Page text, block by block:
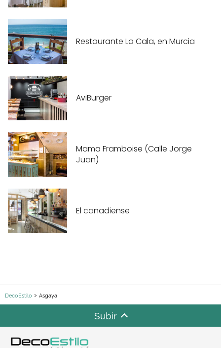
Restaurante La Cala, en Murcia
AviBurger
Mama Framboise (Calle Jorge
Juan)
El canadiense
DecoEstilo Asgaya
Subir